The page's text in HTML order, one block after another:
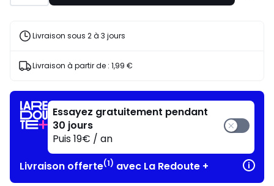
€
de
réduction
Livraison sous 2 à 3 jours
Livraison à partir de : 1,99 €
Essayez gratuitement pendant
30 jours
Puis 19€ / an
Livraison offerte(1) avec La Redoute +